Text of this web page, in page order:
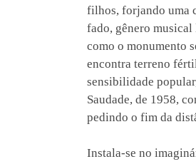
filhos, forjando uma
fado, gênero
como o monumento
encontra terreno
sensibilidade
Saudade, de 1958,
pedindo o fim da
Instala-se no